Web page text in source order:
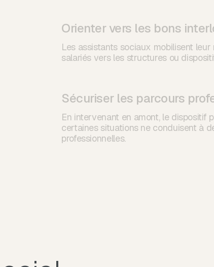
Orienter vers les bons
Les assistants sociaux mobilisent
salariés vers les structures ou
Sécuriser les parcours
En intervenant en amont, le dispositif
certaines situations ne conduisent à
professionnelles.